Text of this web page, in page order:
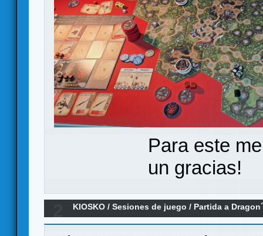
Para este
un gracias!
KIOSKO /Sesiones de juego / Partida a